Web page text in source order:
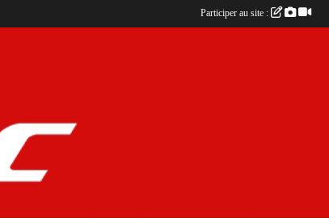
Participer au site :